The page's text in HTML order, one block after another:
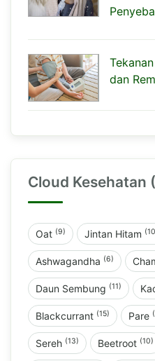
dan
Cloud Kesehatan
Oat (9) Jintan Hitam
Ashwagandha (6)
Daun Sembung (11)
Blackcurrant (15) Pare
Sereh (13) Beetroot (10)